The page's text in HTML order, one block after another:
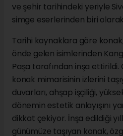
ve şehir tarihindeki yeriyle
simge eserlerinden biri olarak
Tarihi kaynaklara göre
önde gelen isimlerinden
Paşa tarafından inşa ettirildi.
konak mimarisinin izlerini
duvarları, ahşap işçiliği,
dönemin estetik anlayışını
dikkat çekiyor. İnşa edildiği
günümüze taşıyan konak,